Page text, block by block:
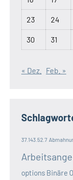
23 24
30 31
« Dez. Feb. »
37.143.52.7
options Binäre